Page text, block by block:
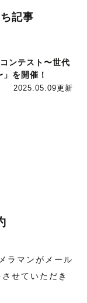
記事
ンテスト〜世代
を開催！
2025.05.09更新
ラマンがメール
せていただき